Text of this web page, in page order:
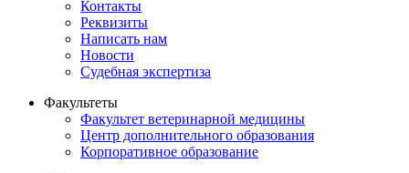
Контакты
Реквизиты
Написать нам
Новости
Судебная экспертиза
Факультеты
Факультет ветеринарной медицины
Центр дополнительного образования
Корпоративное образование